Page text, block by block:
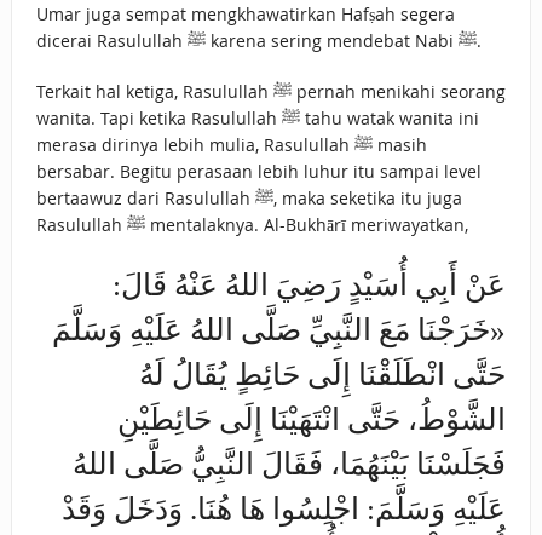
Umar juga sempat mengkhawatirkan Hafṣah segera
dicerai Rasulullah ﷺ karena sering mendebat Nabi ﷺ.
Terkait hal ketiga, Rasulullah ﷺ pernah menikahi seorang
wanita. Tapi ketika Rasulullah ﷺ tahu watak wanita ini
merasa dirinya lebih mulia, Rasulullah ﷺ masih
bersabar. Begitu perasaan lebih luhur itu sampai level
bertaawuz dari Rasulullah ﷺ, maka seketika itu juga
Rasulullah ﷺ mentalaknya. Al-Bukhārī meriwayatkan,
عَنْ ‌أَبِي أُسَيْدٍ رَضِيَ اللهُ عَنْهُ قَالَ:
«خَرَجْنَا مَعَ النَّبِيِّ صَلَّى اللهُ عَلَيْهِ وَسَلَّمَ
حَتَّى انْطَلَقْنَا إِلَى حَائِطٍ يُقَالُ لَهُ
الشَّوْطُ، حَتَّى انْتَهَيْنَا إِلَى حَائِطَيْنِ
فَجَلَسْنَا بَيْنَهُمَا، فَقَالَ النَّبِيُّ صَلَّى اللهُ
عَلَيْهِ وَسَلَّمَ: اجْلِسُوا هَا هُنَا. وَدَخَلَ وَقَدْ